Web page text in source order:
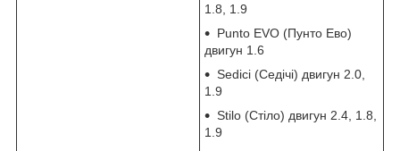
1.8, 1.9
Punto EVO (Пунто Ево)
двигун 1.6
Sedici (Седічі) двигун 2.0,
1.9
Stilo (Стіло) двигун 2.4, 1.8,
1.9